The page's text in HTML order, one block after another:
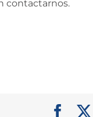
contactarnos.